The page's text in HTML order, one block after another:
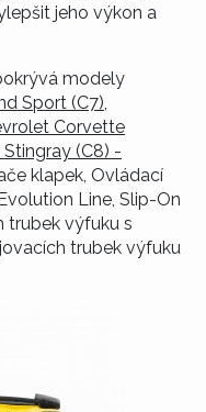
jeho výkon a
modely
Sport (C7)
Corvette
(C8) -
klapek, Ovládací
Line, Slip-On
trubek výfuku s
trubek výfuku